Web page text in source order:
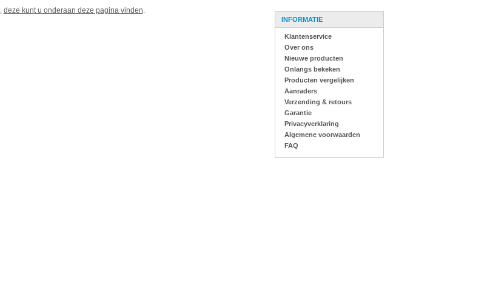
, deze kunt u onderaan deze pagina vinden.
INFORMATIE
Klantenservice
Over ons
Nieuwe producten
Onlangs bekeken
Producten vergelijken
Aanraders
Verzending & retours
Garantie
Privacyverklaring
Algemene voorwaarden
FAQ